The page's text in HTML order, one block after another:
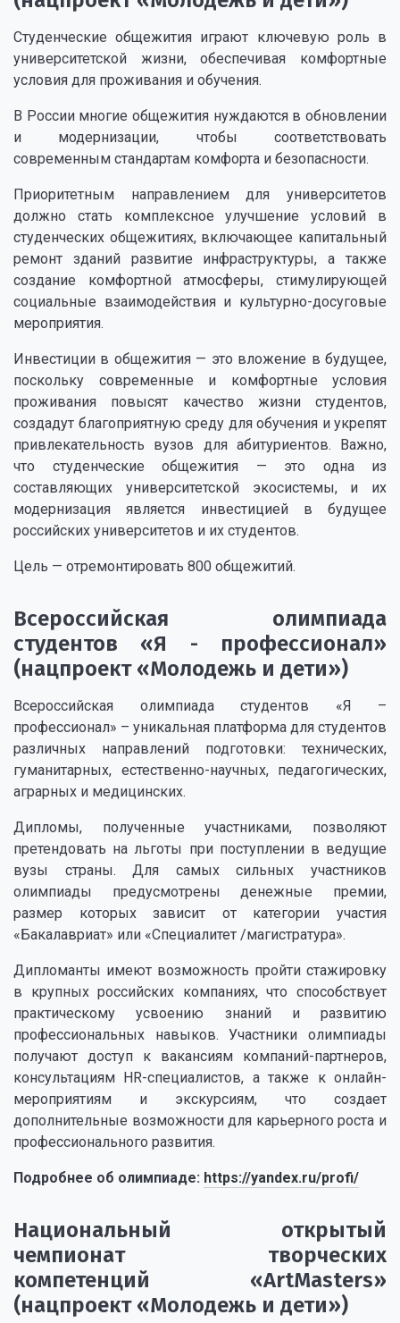
Студенческие общежития играют ключевую роль в
университетской жизни, обеспечивая комфортные
условия для проживания и обучения.
В России многие общежития нуждаются в обновлении
и модернизации, чтобы соответствовать
современным стандартам комфорта и безопасности.
Приоритетным направлением для университетов
должно стать комплексное улучшение условий в
студенческих общежитиях, включающее капитальный
ремонт зданий развитие инфраструктуры, а также
создание комфортной атмосферы, стимулирующей
социальные взаимодействия и культурно-досуговые
мероприятия.
Инвестиции в общежития — это вложение в будущее,
поскольку современные и комфортные условия
проживания повысят качество жизни студентов,
создадут благоприятную среду для обучения и укрепят
привлекательность вузов для абитуриентов. Важно,
что студенческие общежития — это одна из
составляющих университетской экосистемы, и их
модернизация является инвестицией в будущее
российских университетов и их студентов.
Цель — отремонтировать 800 общежитий.
Всероссийская олимпиада
студентов «Я - профессионал»
(нацпроект «Молодежь и дети»)
Всероссийская олимпиада студентов «Я –
профессионал» – уникальная платформа для студентов
различных направлений подготовки: технических,
гуманитарных, естественно-научных, педагогических,
аграрных и медицинских.
Дипломы, полученные участниками, позволяют
претендовать на льготы при поступлении в ведущие
вузы страны. Для самых сильных участников
олимпиады предусмотрены денежные премии,
размер которых зависит от категории участия
«Бакалавриат» или «Специалитет /магистратура».
Дипломанты имеют возможность пройти стажировку
в крупных российских компаниях, что способствует
практическому усвоению знаний и развитию
профессиональных навыков. Участники олимпиады
получают доступ к вакансиям компаний-партнеров,
консультациям HR-специалистов, а также к онлайн-
мероприятиям и экскурсиям, что создает
дополнительные возможности для карьерного роста и
профессионального развития.
Подробнее об олимпиаде: https://yandex.ru/profi/
Национальный открытый
чемпионат творческих
компетенций «ArtMasters»
(нацпроект «Молодежь и дети»)